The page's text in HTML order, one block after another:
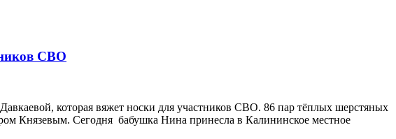
СВО
которая вяжет носки для участников СВО. 86 пар тёплых шерстяных
Князевым. Сегодня бабушка Нина принесла в Калининское местное